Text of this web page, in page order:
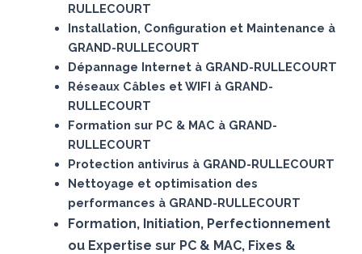
RULLECOURT
Installation, Configuration et Maintenance à
GRAND-RULLECOURT
Dépannage Internet à GRAND-RULLECOURT
Réseaux Câbles et WIFI à GRAND-
RULLECOURT
Formation sur PC & MAC à GRAND-
RULLECOURT
Protection antivirus à GRAND-RULLECOURT
Nettoyage et optimisation des
performances à GRAND-RULLECOURT
Formation, Initiation, Perfectionnement
ou Expertise sur PC & MAC, Fixes &